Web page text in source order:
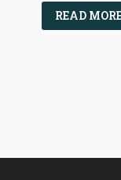
A
MEDLEY
OF
READ